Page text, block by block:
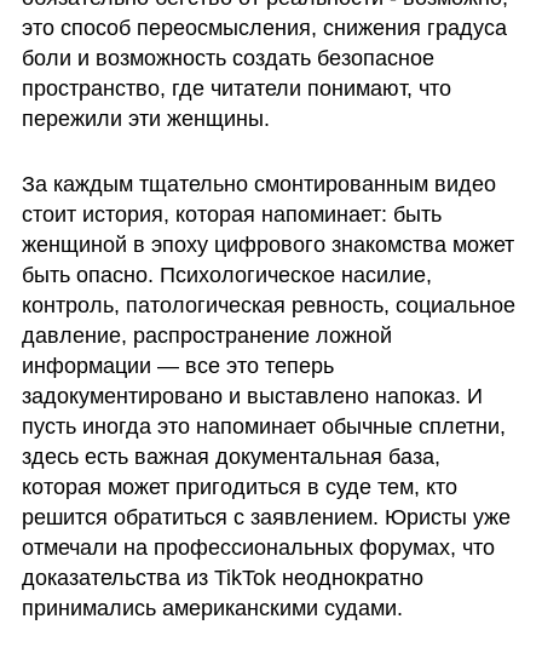
это способ переосмысления, снижения градуса
боли и возможность создать безопасное
пространство, где читатели понимают, что
пережили эти женщины.
За каждым тщательно смонтированным видео
стоит история, которая напоминает: быть
женщиной в эпоху цифрового знакомства может
быть опасно. Психологическое насилие,
контроль, патологическая ревность, социальное
давление, распространение ложной
информации — все это теперь
задокументировано и выставлено напоказ. И
пусть иногда это напоминает обычные сплетни,
здесь есть важная документальная база,
которая может пригодиться в суде тем, кто
решится обратиться с заявлением. Юристы уже
отмечали на профессиональных форумах, что
доказательства из TikTok неоднократно
принимались американскими судами.